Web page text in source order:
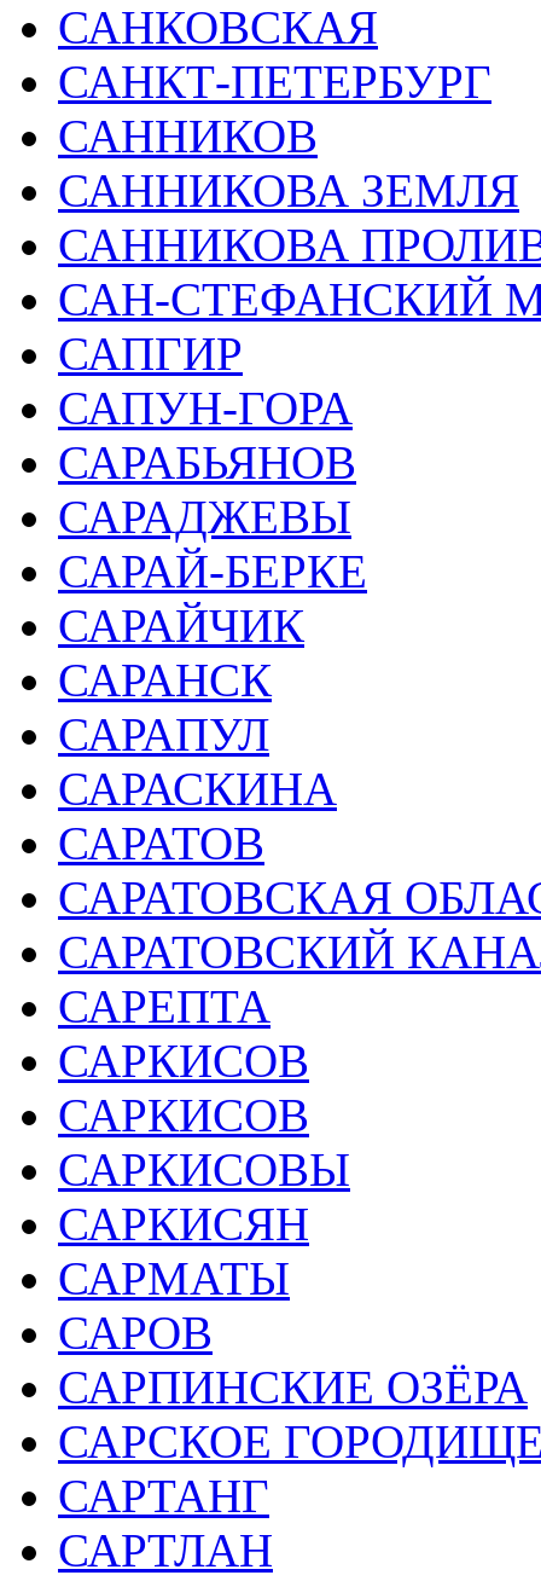
САНКОВСКАЯ
САНКТ-ПЕТЕРБУРГ
САННИКОВ
САННИКОВА ЗЕМЛЯ
САННИКОВА
САН-СТЕФАНСКИЙ
САПГИР
САПУН-ГОРА
САРАБЬЯНОВ
САРАДЖЕВЫ
САРАЙ-БЕРКЕ
САРАЙЧИК
САРАНСК
САРАПУЛ
САРАСКИНА
САРАТОВ
САРАТОВСКАЯ
САРАТОВСКИЙ
САРЕПТА
САРКИСОВ
САРКИСОВ
САРКИСОВЫ
САРКИСЯН
САРМАТЫ
САРОВ
САРПИНСКИЕ ОЗЁРА
САРСКОЕ
САРТАНГ
САРТЛАН